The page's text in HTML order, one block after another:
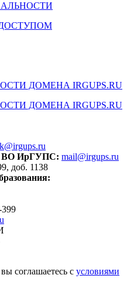
ДОМЕНА IRGUPS.RU
ДОМЕНА IRGUPS.RU
ВО ИрГУПС: mail@irgups.ru
доб. 1138
соглашаетесь с условиями